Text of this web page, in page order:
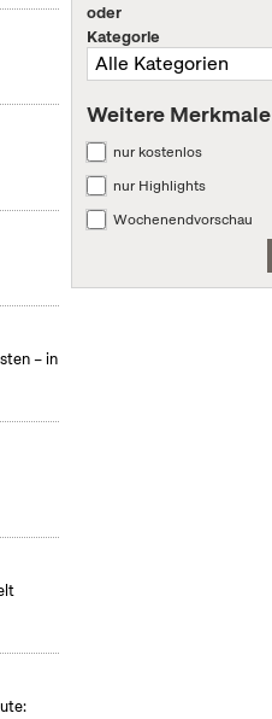
– in
oder
Kategorie
Weitere Merkmale
nur kostenlos
nur Highlights
Wochenendvorschau